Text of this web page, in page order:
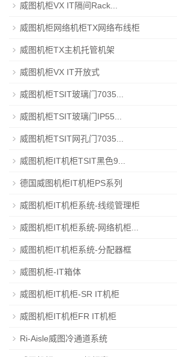
威图机柜VX IT隔间Rack...
威图机柜网络机柜TX网络布线柜
威图机柜TX主机托管机架
威图机柜VX IT开放式
威图机柜TSIT玻璃门7035...
威图机柜TSIT玻璃门IP55...
威图机柜TSIT网孔门7035...
威图机柜IT机柜TSIT黑色9...
德国威图机柜IT机柜PS系列
威图机柜IT机柜系统-线缆管理柜
威图机柜IT机柜系统-网络机柜...
威图机柜IT机柜系统-分配器框
威图机柜-IT箱体
威图机柜IT机柜-SR IT机柜
威图机柜IT机柜FR IT机柜
Ri-Aisle威图冷通道系统